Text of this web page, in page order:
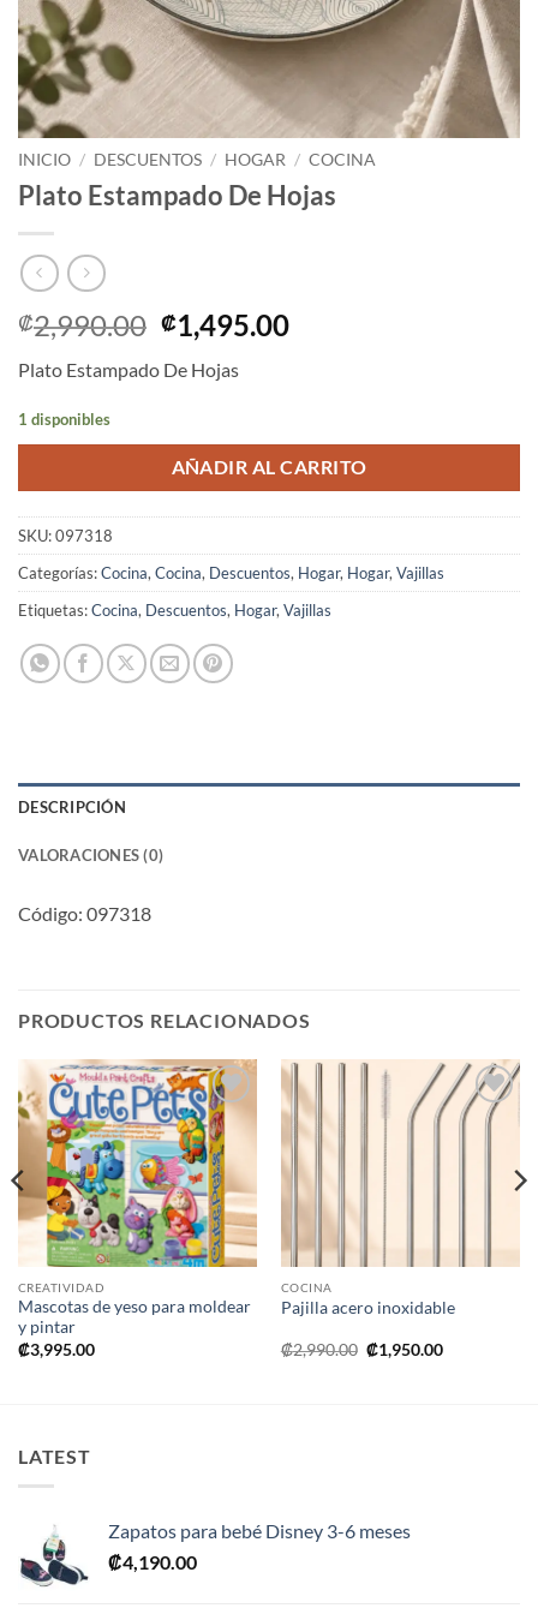
INICIO / DESCUENTOS / HOGAR / COCINA
Plato Estampado De Hojas
₡2,990.00 El
precio
original
₡2,990.00.
₡1,495.00El
₡1,495.00.
Plato Estampado De Hojas
1 disponibles
AÑADIR AL CARRITO
SKU:097318
Categorías:Cocina, Cocina, Descuentos, Hogar, Hogar, Vajillas
Etiquetas:Cocina, Descuentos, Hogar, Vajillas
DESCRIPCIÓN
VALORACIONES (0)
Código: 097318
PRODUCTOS RELACIONADOS
Añadir
a la
lista de
deseos
CREATIVIDAD
Mascotas de yeso para moldear
y pintar
₡3,995.00
Añadir
COCINA
Pajilla acero inoxidable
₡2,990.00 El
precio
₡1,950.00El
LATEST
Zapatos para bebé Disney 3-6 meses
₡4,190.00